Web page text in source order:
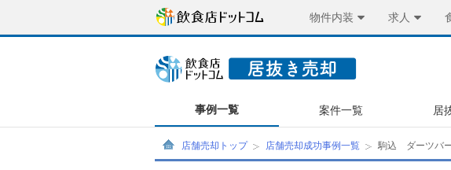
物件内装 求人
事例一覧 案件一覧 居
店舗売却トップ 店舗売却成功事例一覧 駒込 ダーツバ